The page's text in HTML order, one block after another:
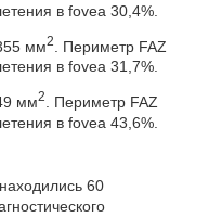
в fovea 30,4%.
мм2
. Периметр FAZ
в fovea 31,7%.
мм2
. Периметр FAZ
в fovea 43,6%.
60